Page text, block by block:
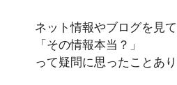
ネット情報やブログを見て
「その情報本当？」
って疑問に思ったことあ